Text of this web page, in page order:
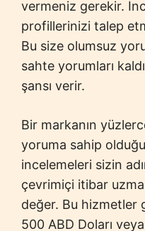
vermeniz gerekir.
profillerinizi talep
Bu size olumsuz
sahte yorumları
şansı verir.
Bir markanın
yoruma sahip
incelemeleri sizin
çevrimiçi itibar
değer. Bu hizmetler
500 ABD Doları